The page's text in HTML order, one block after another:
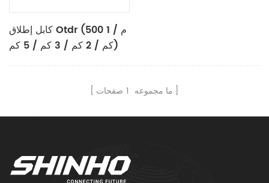
كابل إطلاق Otdr (500 م / 1
كم / 2 كم / 3 كم / 5 كم)
ما مجموعه 1 صفحات